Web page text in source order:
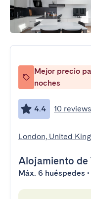
Mejor precio
noches
4.4 10 reviews
London, United
Alojamiento de
Máx. 6 huéspedes